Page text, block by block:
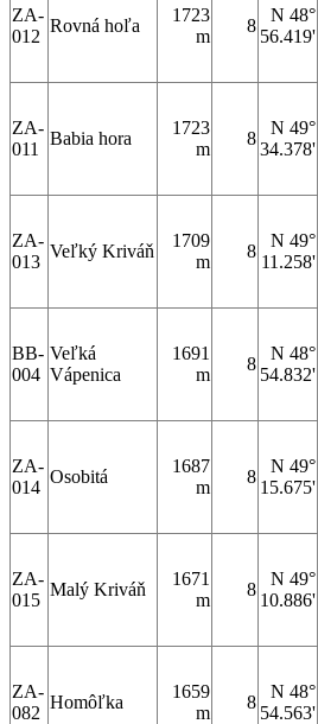
ZA-
012
Rovná hoľa
1723
m
8
N 48°
56.419'
ZA-
011
Babia hora
1723
m
8
N 49°
34.378'
ZA-
013
Veľký Kriváň
1709
m
8
N 49°
11.258'
BB-
004
Veľká
Vápenica
1691
m
8
N 48°
54.832'
ZA-
014
Osobitá
1687
m
8
N 49°
15.675'
ZA-
015
Malý Kriváň
1671
m
8
N 49°
10.886'
ZA-
082
Homôľka
1659
m
8
N 48°
54.563'